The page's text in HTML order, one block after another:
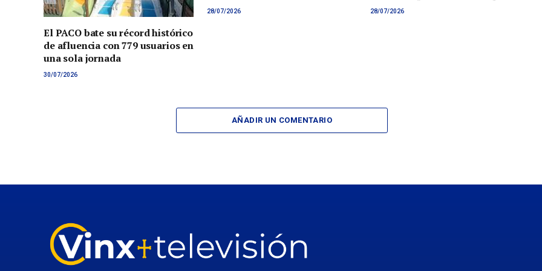
El PACO bate su récord histórico
de afluencia con 779 usuarios en
una sola jornada
30/07/2026
28/07/2026 28/07/2026
AÑADIR UN COMENTARIO